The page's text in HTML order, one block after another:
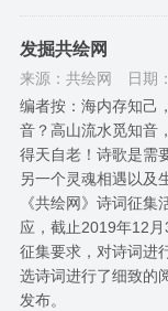
发掘共绘网
来源：共绘网
日期
编者按：海内存知己
音？高山流水觅知音
得天自老！诗歌是需
另一个灵魂相遇以及
《共绘网》诗词征
应，截止2019年12
征集要求，对诗词进
选诗词进行了细致的
发布。